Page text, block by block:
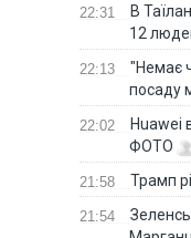
22:31
В
12
22:13
"Немає
посаду
22:02
Huawei
ФОТО
21:58 Трамп
21:54